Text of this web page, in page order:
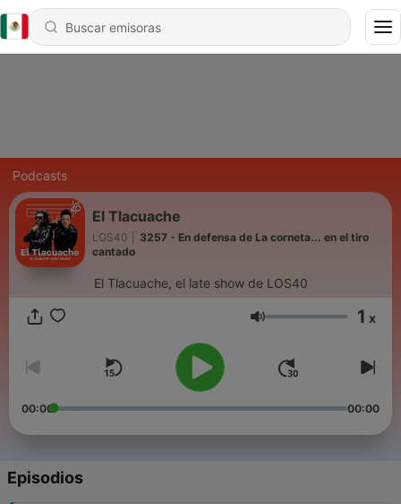
Podcasts
El Tlacuache
LOS40
3257 - En defensa de La corneta... en el tiro
cantado
El Tlacuache, el late show de LOS40
Volumen 1 x
00:00 00:00
Episodios